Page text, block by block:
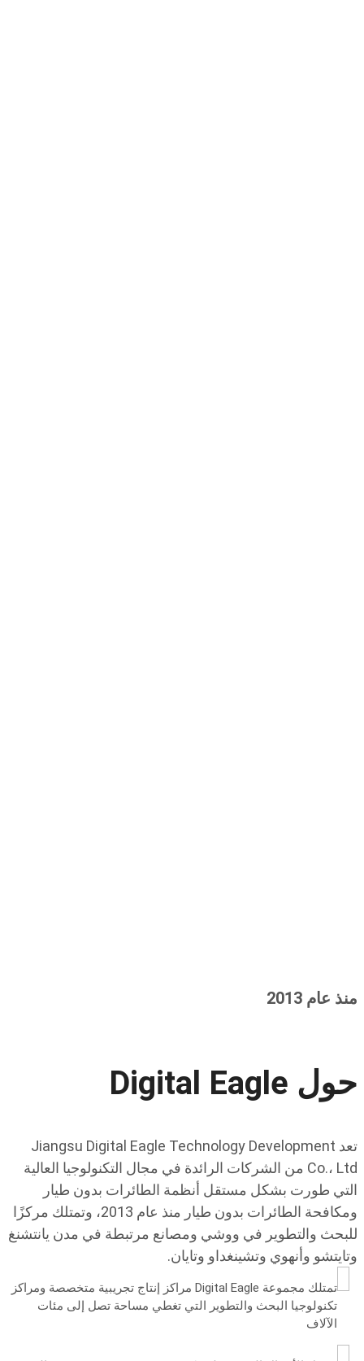
منذ عام 2013
حول Digital Eagle
تعد Jiangsu Digital Eagle Technology Development
Co.، Ltd من الشركات الرائدة في مجال التكنولوجيا العالية
التي طورت بشكل مستقل أنظمة الطائرات بدون طيار
ومكافحة الطائرات بدون طيار منذ عام 2013، وتمتلك مركزًا
للبحث والتطوير في ووشي ومصانع مرتبطة في مدن يانتشنغ
وتايتشو وأنهوي وتشينغداو وتايان.
تمتلك مجموعة Digital Eagle مراكز إنتاج تجريبية متخصصة ومراكز
تكنولوجيا البحث والتطوير التي تغطي مساحة تصل إلى مئات
الآلاف